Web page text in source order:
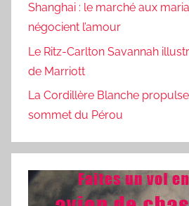
Shanghai : le marché aux
négocient l’amour
Le Ritz-Carlton Savannah
de Marriott
La Cordillère Blanche
sommet du Pérou